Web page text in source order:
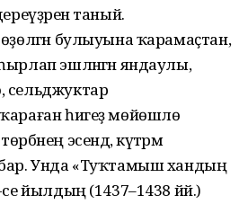
таный.
булыуына ҡарамаҫтан,
эшләнгән яндаулы,
һигеҙ мөйөшлө
эсендә, күтәрмә
Унда «Туҡтамыш хандың
йылдың (1437–1438 йй.)